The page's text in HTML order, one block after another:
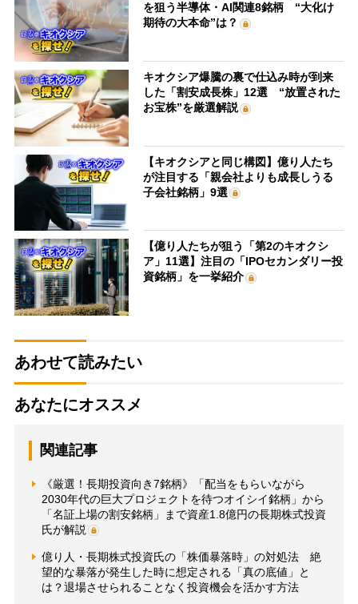
を狙う半導体・AI関連8銘柄 “大化け
期待の大本命”は？
キオクシア爆騰の裏で仕込み時が到来
した「割安成長株」12選 “放置された
お宝株”を厳選解説
【キオクシアと同じ構図】億り人たち
が注目する「親会社よりも成長しうる
子会社銘柄」9選
【億り人たちが狙う「第2のキオクシ
ア」11選】注目の「IPOセカンダリー投
資銘柄」を一挙紹介
あわせて読みたい
あなたにオススメ
関連記事
《厳選！長期投資向き7銘柄》「配当をもらいながら
2030年代の巨大プロジェクトを待つオイシイ銘柄」から
「名証上場の割安銘柄」まで資産1.8億円の長期株式投資
氏が解説
億り人・長期株式投資氏の「株価暴落時」の対処法 絶
望的な暴落が発生した時に想定される「真の底値」と
は？退場させられることなく投資機会を活かす方法